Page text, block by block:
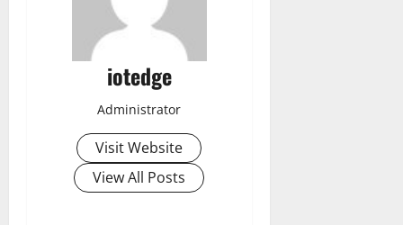
iotedge
Administrator
Visit Website
View All Posts